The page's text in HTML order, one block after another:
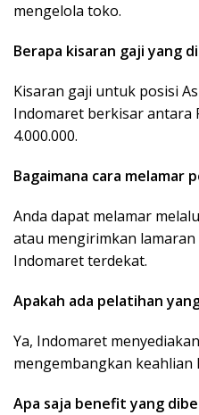
mengelola toko.
Berapa kisaran gaji yang
Kisaran gaji untuk posisi
Indomaret berkisar antara
4.000.000.
Bagaimana cara melamar
Anda dapat melamar
atau mengirimkan
Indomaret terdekat.
Apakah ada pelatihan
Ya, Indomaret
mengembangkan keahlian
Apa saja benefit yang